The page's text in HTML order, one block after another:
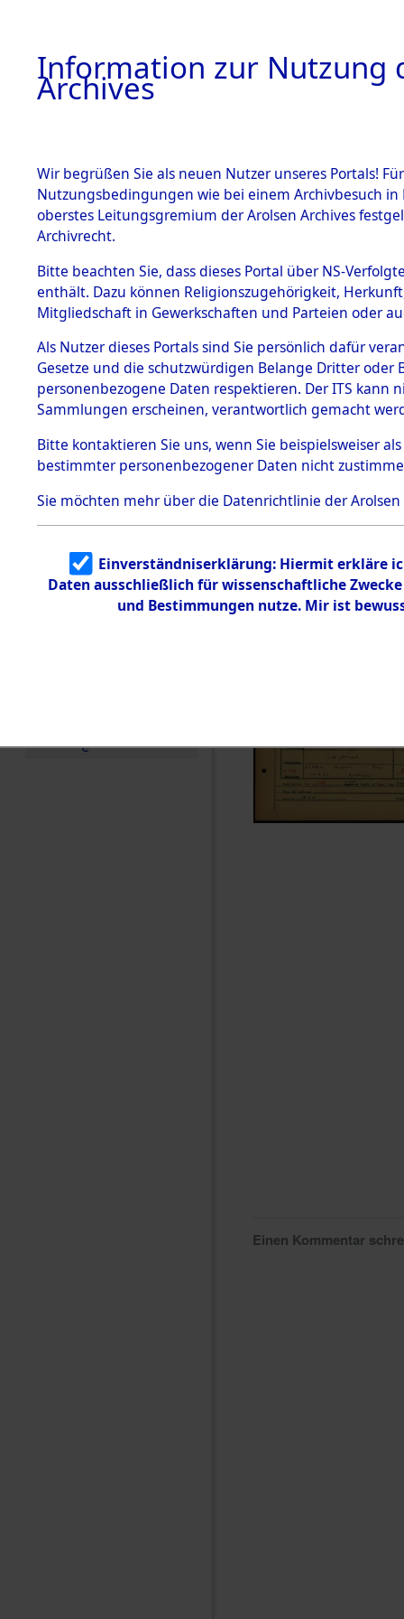
BESTÄNDE
1.
mente
5. Verschiedenes
5.3
Todesmärsche
5.3.1 Alliierte
Erhebungen
zu
Todesmärsch
en
5.3.2
Identifizierun
g
5.3.3
Todesmärsch
e
Dead -
Branch -
0009
Einen Kommentar
Information zur Nutzung
Archives
Wir begrüßen Sie als neuen Nutzer unseres Portals!
Nutzungsbedingungen wie bei einem Archivbesuch
oberstes Leitungsgremium der Arolsen Archives
Archivrecht.
Bitte beachten Sie, dass dieses Portal über NS-
enthält. Dazu können Religionszugehörigkeit,
Mitgliedschaft in Gewerkschaften und Parteien oder
Als Nutzer dieses Portals sind Sie persönlich dafür
Gesetze und die schutzwürdigen Belange Dritter
personenbezogene Daten respektieren. Der ITS
Sammlungen erscheinen, verantwortlich gemacht
Bitte kontaktieren Sie uns, wenn Sie beispielsweiser
bestimmter personenbezogener Daten nicht
Sie möchten mehr über die Datenrichtlinie der Arolsen
Einverständniserklärung: Hiermit erkläre
Daten ausschließlich für wissenschaftliche
und Bestimmungen nutze. Mir ist